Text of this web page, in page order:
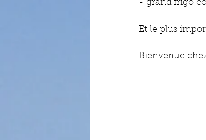
- grand frigo
Et le plus
Bienvenue